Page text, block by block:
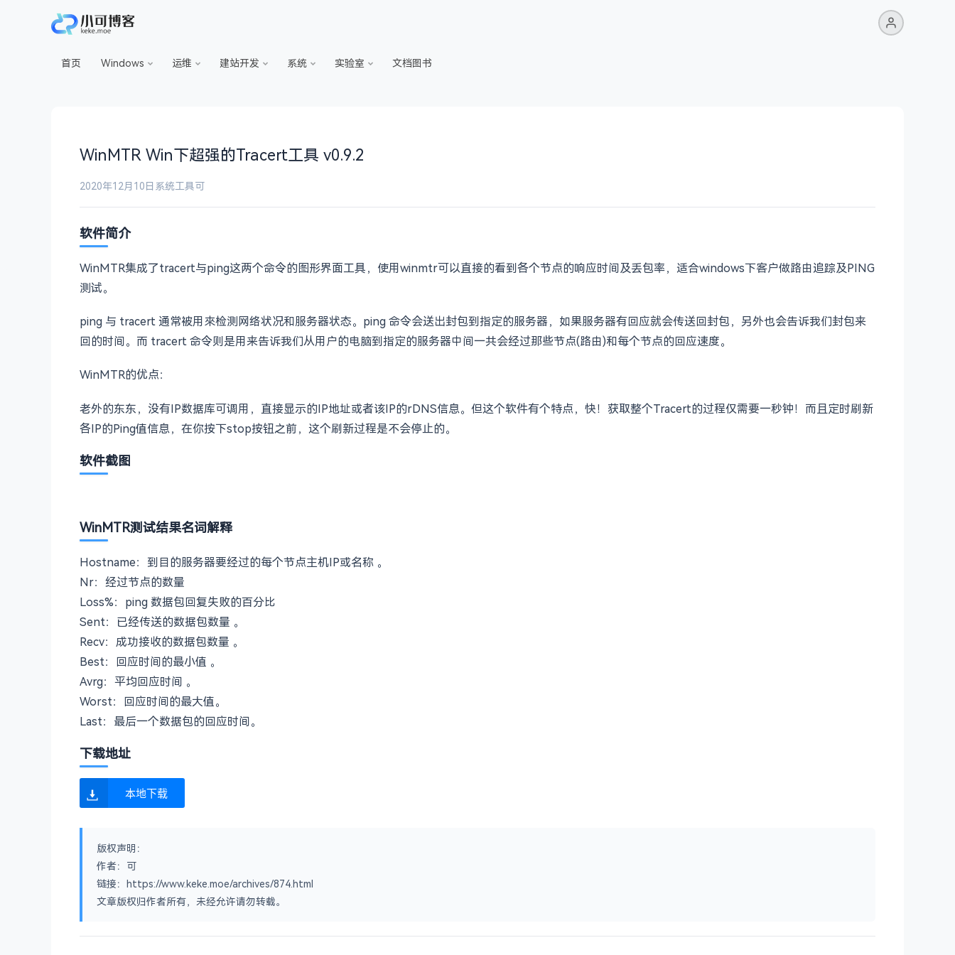
首页 Windows 运维 建站开发 系统 实验室 文档图书
WinMTR Win下超强的Tracert工具 v0.9.2
2020年12月10日 系统工具可
软件简介
WinMTR集成了tracert与ping这两个命令的图形界面工具，使用winmtr可以直接的看到各个节点的响应时间及丢包率，适合windows下客户做路由追踪及PING
测试。
ping 与 tracert 通常被用來检测网络状况和服务器状态。ping 命令会送出封包到指定的服务器，如果服务器有回应就会传送回封包，另外也会告诉我们封包来
回的时间。而 tracert 命令则是用来告诉我们从用户的电脑到指定的服务器中间一共会经过那些节点(路由)和每个节点的回应速度。
WinMTR的优点：
老外的东东，没有IP数据库可调用，直接显示的IP地址或者该IP的rDNS信息。但这个软件有个特点，快！获取整个Tracert的过程仅需要一秒钟！而且定时刷新
各IP的Ping值信息，在你按下stop按钮之前，这个刷新过程是不会停止的。
软件截图
WinMTR测试结果名词解释
Hostname：到目的服务器要经过的每个节点主机IP或名称 。
Nr：经过节点的数量
Loss%：ping 数据包回复失败的百分比
Sent：已经传送的数据包数量 。
Recv：成功接收的数据包数量 。
Best：回应时间的最小值 。
Avrg：平均回应时间 。
Worst：回应时间的最大值。
Last：最后一个数据包的回应时间。
下载地址
本地下载
版权声明：
作者：可
链接：https://www.keke.moe/archives/874.html
文章版权归作者所有，未经允许请勿转载。